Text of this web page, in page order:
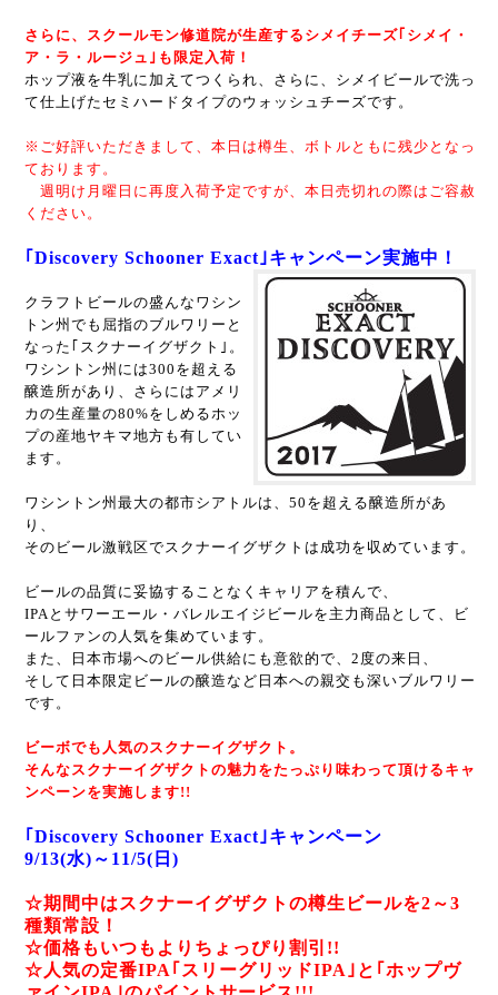
さらに、スクールモン修道院が生産するシメイチーズ｢シメイ・
ア・ラ・ルージュ｣も限定入荷！
ホップ液を牛乳に加えてつくられ、さらに、シメイビールで洗っ
て仕上げたセミハードタイプのウォッシュチーズです。
※ご好評いただきまして、本日は樽生、ボトルともに残少となっ
ております。
週明け月曜日に再度入荷予定ですが、本日売切れの際はご容赦
ください。
｢Discovery Schooner Exact｣キャンペーン実施中！
クラフトビールの盛んなワシン
トン州でも屈指のブルワリーと
なった｢スクナーイグザクト｣。
ワシントン州には300を超える
醸造所があり、さらにはアメリ
カの生産量の80%をしめる ホッ
プの産地ヤキマ地方も有してい
ます。
ワシントン州最大の都市シアトルは、50を超える醸造所があ
り、
そのビール激戦区でスクナーイグザクトは成功を収めています。
ビールの品質に妥協することなくキャリアを積んで、
IPAとサワーエール・バレルエイジビールを主力商品として、ビ
ールファンの人気を集めています。
また、日本市場へのビール供給にも意欲的で、2度の来日、
そして日本限定ビールの醸造など日本への親交も深いブルワリー
です。
ビーボでも人気のスクナーイグザクト。
そんなスクナーイグザクトの魅力をたっぷり味わって頂けるキャ
ンペーンを実施します!!
｢Discovery Schooner Exact｣キャンペーン
9/13(水)～11/5(日)
☆期間中はスクナーイグザクトの樽生ビールを2～3
種類常設！
☆価格もいつもよりちょっぴり割引!!
☆人気の定番IPA｢スリーグリッドIPA｣と｢ホップヴ